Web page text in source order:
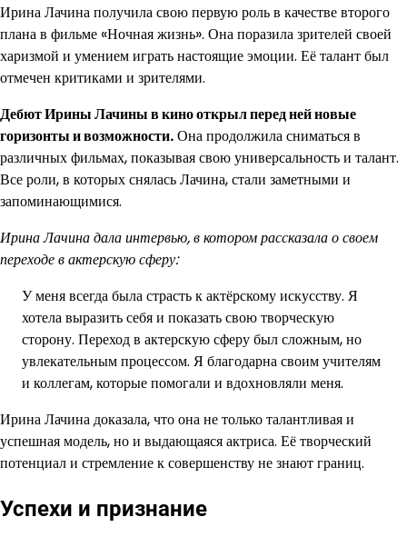
Ирина Лачина получила свою первую роль в качестве второго
плана в фильме «Ночная жизнь». Она поразила зрителей своей
харизмой и умением играть настоящие эмоции. Её талант был
отмечен критиками и зрителями.
Дебют Ирины Лачины в кино открыл перед ней новые
горизонты и возможности.Она продолжила сниматься в
различных фильмах, показывая свою универсальность и талант.
Все роли, в которых снялась Лачина, стали заметными и
запоминающимися.
Ирина Лачина дала интервью, в котором рассказала о своем
переходе в актерскую сферу:
У меня всегда была страсть к актёрскому искусству. Я
хотела выразить себя и показать свою творческую
сторону. Переход в актерскую сферу был сложным, но
увлекательным процессом. Я благодарна своим учителям
и коллегам, которые помогали и вдохновляли меня.
Ирина Лачина доказала, что она не только талантливая и
успешная модель, но и выдающаяся актриса. Её творческий
потенциал и стремление к совершенству не знают границ.
Успехи и признание